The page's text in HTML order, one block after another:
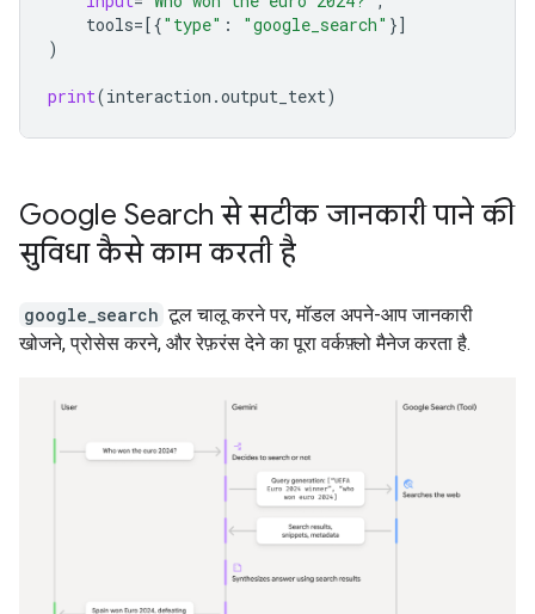
tools=[{"type" : "google_search" }]
)
print(interaction .output_text)
Google Search से सटीक जानकारी पाने की
सुविधा कैसे काम करती है
google_search टूल चालू करने पर, मॉडल अपने-आप जानकारी
खोजने, प्रोसेस करने, और रेफ़रंस देने का पूरा वर्कफ़्लो मैनेज करता है.